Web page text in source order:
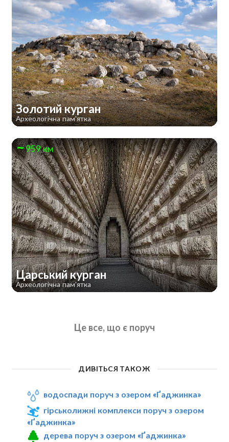
Золотий курган
Археологічна пам'ятка
959 км
Царський курган
Археологічна пам'ятка
Це все, що є поруч
ДИВІТЬСЯ ТАКОЖ
водоспади поруч з озером «Ґаджинка»
гірськолижні комплекси поруч з озером
«Ґаджинка»
дерева поруч з озером «Ґаджинка»